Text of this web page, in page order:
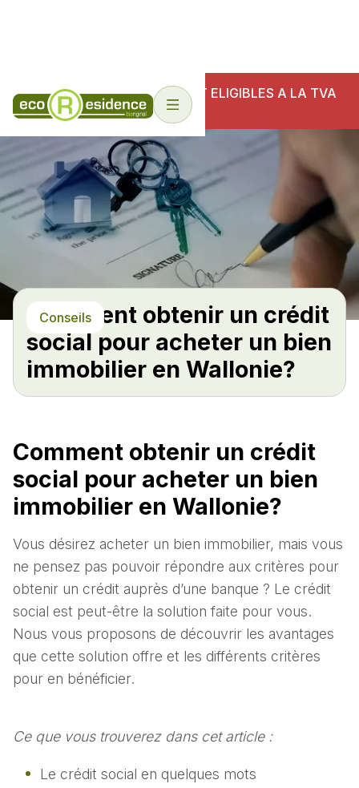
NOS ECO-RESIDENCES SONT ELIGIBLES A LA TVA
6%
Comment obtenir un crédit
social pour acheter un bien
immobilier en Wallonie?
Conseils
Comment obtenir un crédit
social pour acheter un bien
immobilier en Wallonie?
Vous désirez acheter un bien immobilier, mais vous
ne pensez pas pouvoir répondre aux critères pour
obtenir un crédit auprès d’une banque ? Le crédit
social est peut-être la solution faite pour vous.
Nous vous proposons de découvrir les avantages
que cette solution offre et les différents critères
pour en bénéficier.
Ce que vous trouverez dans cet article :
Le crédit social en quelques mots